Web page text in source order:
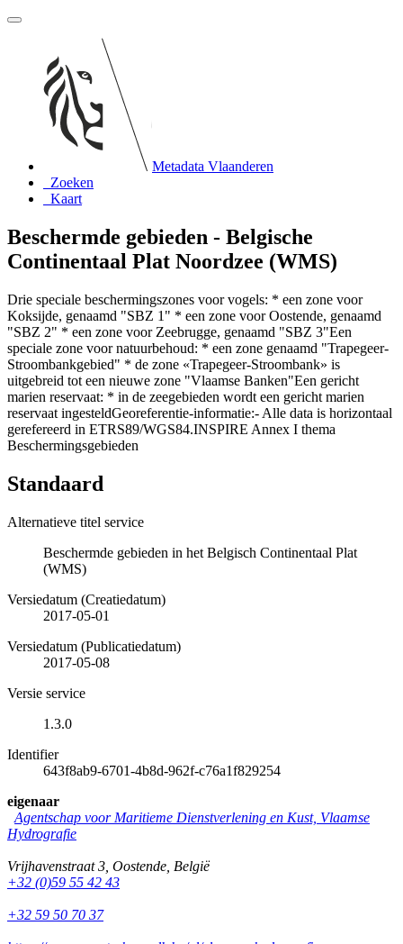
Metadata Vlaanderen
Zoeken
Kaart
Beschermde gebieden - Belgische
Continentaal Plat Noordzee (WMS)
Drie speciale beschermingszones voor vogels: * een zone voor
Koksijde, genaamd "SBZ 1" * een zone voor Oostende, genaamd
"SBZ 2" * een zone voor Zeebrugge, genaamd "SBZ 3"Een
speciale zone voor natuurbehoud: * een zone genaamd "Trapegeer-
Stroombankgebied" * de zone «Trapegeer-Stroombank» is
uitgebreid tot een nieuwe zone "Vlaamse Banken"Een gericht
marien reservaat: * in de zeegebieden wordt een gericht marien
reservaat ingesteldGeoreferentie-informatie:- Alle data is horizontaal
gerefereerd in ETRS89/WGS84.INSPIRE Annex I thema
Beschermingsgebieden
Standaard
Alternatieve titel service
Beschermde gebieden in het Belgisch Continentaal Plat
(WMS)
Versiedatum (Creatiedatum)
2017-05-01
Versiedatum (Publicatiedatum)
2017-05-08
Versie service
1.3.0
Identifier
643f8ab9-6701-4b8d-962f-c76a1f829254
eigenaar
Agentschap voor Maritieme Dienstverlening en Kust, Vlaamse
Hydrografie
Vrijhavenstraat 3 Oostende België
+32 (0)59 55 42 43
+32 59 50 70 37